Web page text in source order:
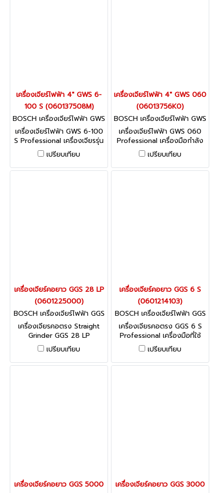
เครื่องเจียร์ไฟฟ้า 4" GWS 6-
100 S (060137508M)
BOSCH เครื่องเจียร์ไฟฟ้า GWS
6-100 S (060137508M)
เครื่องเจียร์ไฟฟ้า GWS 6-100
S Professional เครื่องเจียรรุ่น
แรกที่มีสวิตช์ด้านหลังจากบ๊อช !
ไว้ใจได้และมีขนาดกะทัดรัด
เหมาะสำหรับงานเจียรหิน
เปรียบเทียบ
เครื่องเจียร์ไฟฟ้า 4" GWS 060
(06013756K0)
BOSCH เครื่องเจียร์ไฟฟ้า GWS
060 (06013756K0)
เครื่องเจียร์ไฟฟ้า GWS 060
Professional เครื่องมือกำลัง
สูงที่เชื่อถือได้สำหรับช่างมือ
อาชีพ
เปรียบเทียบ
เครื่องเจียร์คอยาว GGS 28 LP
(0601225000)
BOSCH เครื่องเจียร์ไฟฟ้า GGS
28 LP (0601225000)
เครื่องเจียรคอตรง Straight
Grinder GGS 28 LP
Professional Great user
protection at tough
applications: The new GGS
เปรียบเทียบ
เครื่องเจียร์คอยาว GGS 6 S
(0601214103)
BOSCH เครื่องเจียร์ไฟฟ้า GGS
6 S (0601214103)
เครื่องเจียรคอตรง GGS 6 S
Professional เครื่องมือที่ใช้
น็อตแบบล็อคเร็วที่ทรงพลัง
ที่สุดของบ๊อช
เปรียบเทียบ
เครื่องเจียร์คอยาว GGS 5000
เครื่องเจียร์คอยาว GGS 3000